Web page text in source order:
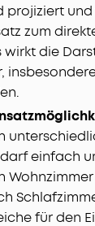
projiziert
zum
wirkt die
einfach
für den